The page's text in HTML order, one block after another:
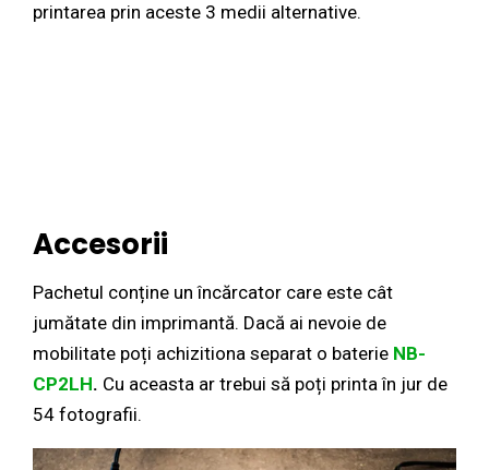
printarea prin aceste 3 medii alternative.
Accesorii
Pachetul conține un încărcator care este cât
jumătate din imprimantă. Dacă ai nevoie de
mobilitate poți achizitiona separat o baterie NB-
CP2LH. Cu aceasta ar trebui să poți printa în jur de
54 fotografii.